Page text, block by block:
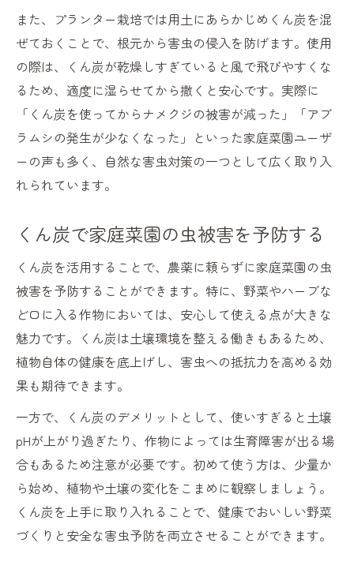
また、プランター栽培では用土にあらかじめくん炭を混
ぜておくことで、根元から害虫の侵入を防げます。使用
の際は、くん炭が乾燥しすぎていると風で飛びやすくな
るため、適度に湿らせてから撒くと安心です。実際に
「くん炭を使ってからナメクジの被害が減った」「アブ
ラムシの発生が少なくなった」といった家庭菜園ユーザ
ーの声も多く、自然な害虫対策の一つとして広く取り入
れられています。
くん炭で家庭菜園の虫被害を予防する
くん炭を活用することで、農薬に頼らずに家庭菜園の虫
被害を予防することができます。特に、野菜やハーブな
ど口に入る作物においては、安心して使える点が大きな
魅力です。くん炭は土壌環境を整える働きもあるため、
植物自体の健康を底上げし、害虫への抵抗力を高める効
果も期待できます。
一方で、くん炭のデメリットとして、使いすぎると土壌
pHが上がり過ぎたり、作物によっては生育障害が出る場
合もあるため注意が必要です。初めて使う方は、少量か
ら始め、植物や土壌の変化をこまめに観察しましょう。
くん炭を上手に取り入れることで、健康でおいしい野菜
づくりと安全な害虫予防を両立させることができます。